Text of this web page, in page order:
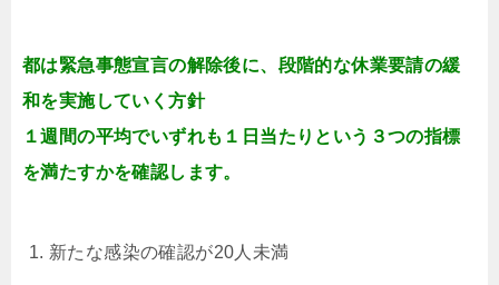
都は緊急事態宣言の解除後に、段階的な休業要請の緩
和を実施していく方針
１週間の平均でいずれも１日当たりという３つの指標
を満たすかを確認します。
新たな感染の確認が20人未満